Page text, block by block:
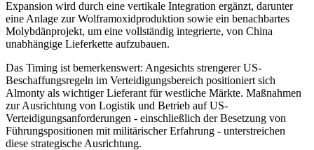
Expansion wird durch eine vertikale Integration ergänzt, darunter
eine Anlage zur Wolframoxidproduktion sowie ein benachbartes
Molybdänprojekt, um eine vollständig integrierte, von China
unabhängige Lieferkette aufzubauen.
Das Timing ist bemerkenswert: Angesichts strengerer US-
Beschaffungsregeln im Verteidigungsbereich positioniert sich
Almonty als wichtiger Lieferant für westliche Märkte. Maßnahmen
zur Ausrichtung von Logistik und Betrieb auf US-
Verteidigungsanforderungen - einschließlich der Besetzung von
Führungspositionen mit militärischer Erfahrung - unterstreichen
diese strategische Ausrichtung.